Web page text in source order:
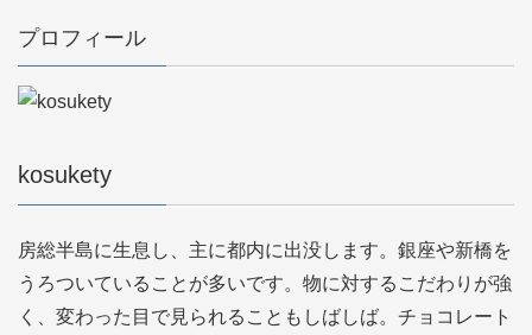
プロフィール
kosukety
房総半島に生息し、主に都内に出没します。銀座や新橋を
うろついていることが多いです。物に対するこだわりが強
く、変わった目で見られることもしばしば。チョコレート